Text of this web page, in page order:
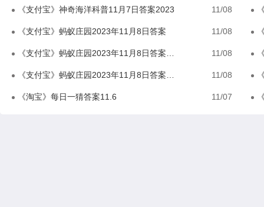
《支付宝》神奇海洋科普11月7日答案2023 11/08
《支付宝》蚂蚁庄园2023年11月8日答案 11/08
《支付宝》蚂蚁庄园2023年11月8日答案分享 11/08
《支付宝》蚂蚁庄园2023年11月8日答案是什么 11/08
《淘宝》每日一猜答案11.6 11/07